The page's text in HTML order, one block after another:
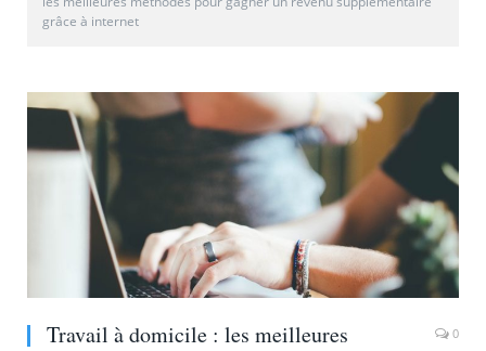
grâce à internet
Travail à domicile : les meilleures
0